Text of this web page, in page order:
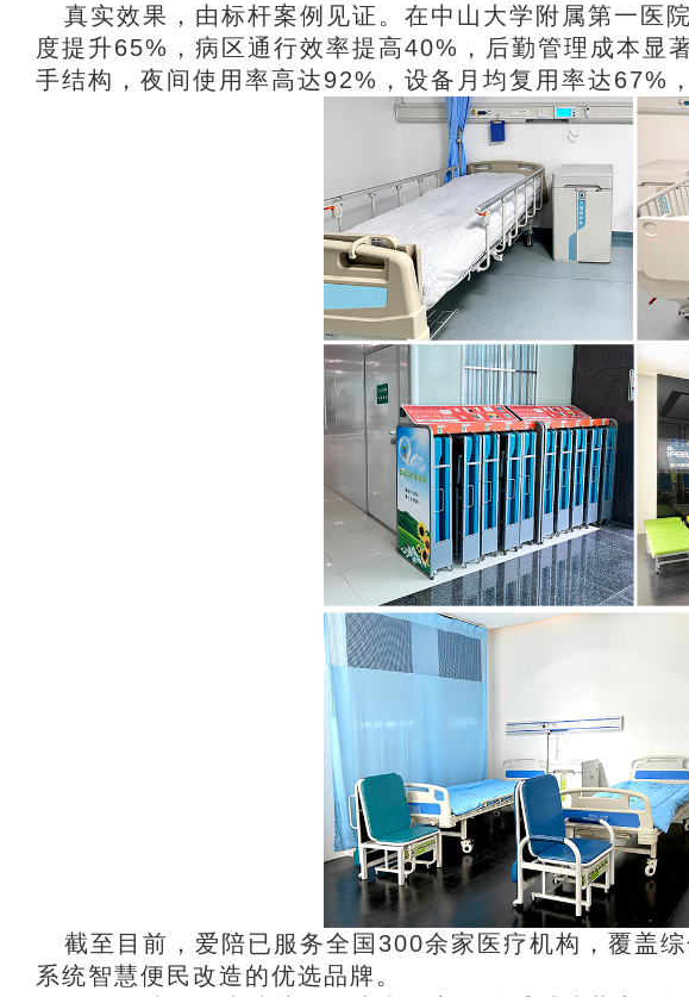
真实效果，由标杆案例见证。在中山大学附属第一医院
度提升65%，病区通行效率提高40%，后勤管理成本显
手结构，夜间使用率高达92%，设备月均复用率达67%
截至目前， 爱陪已服务全国300余家医疗机构，覆盖
系统智慧便民改造的优选品牌。